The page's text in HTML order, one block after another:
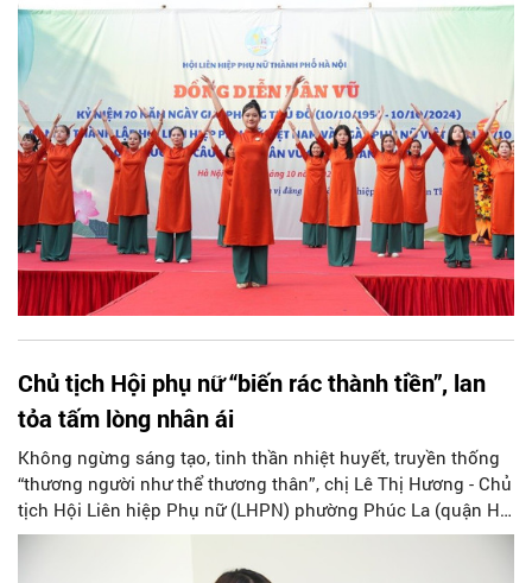
nữ thành phố Hà Nội và các cấp Hội phụ nữ thành phố tổ
chức chương trình Đồng diễn dân vũ với áo dài; xác lập kỷ
lục Việt Nam về chương trình đồng diễn dân vũ với Áo dài
có số người tham gia đông nhất.
Chủ tịch Hội phụ nữ “biến rác thành tiền”, lan
tỏa tấm lòng nhân ái
Không ngừng sáng tạo, tinh thần nhiệt huyết, truyền thống
“thương người như thể thương thân”, chị Lê Thị Hương - Chủ
tịch Hội Liên hiệp Phụ nữ (LHPN) phường Phúc La (quận Hà
Đông, TP. Hà Nội) bao năm qua đã có những việc làm góp